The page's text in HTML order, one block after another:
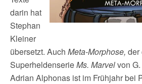
darin hat
Stephan
Kleiner
übersetzt. Auch Meta-Morphose, der
SuperheldenserieMs. Marvelvon
Adrian Alphonas ist im Frühjahr bei